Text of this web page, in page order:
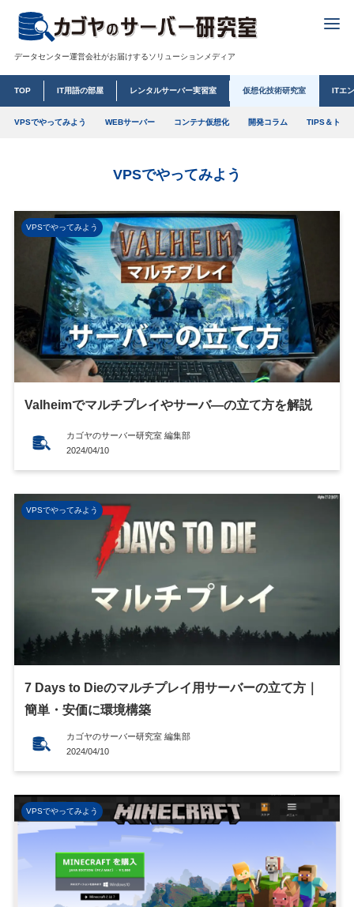
データセンター運営会社がお届けするソリューションメディア
TOP IT用語の部屋 レンタルサーバー実習室 仮想化技術研究室 ITエ
VPSでやってみよう WEBサーバー コンテナ仮想化 開発コラム TIPS＆トレ
VPSでやってみよう
VPSでやってみよう
Valheimでマルチプレイやサーバ―の立て方を解説
カゴヤのサーバー研究室 編集部
2024/04/10
VPSでやってみよう
7 Days to Dieのマルチプレイ用サーバーの立て方｜
簡単・安価に環境構築
カゴヤのサーバー研究室 編集部
2024/04/10
VPSでやってみよう